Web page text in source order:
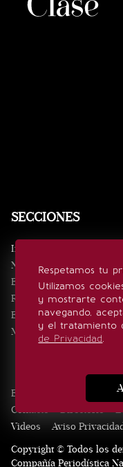
Respetamos tu
Utilizamos
y mostrarte
navegando,
y el tratamiento
de Privacidad.
SECCIONES
Inicio
Noticias
Eventos
Realeza
Estilo de vida
Minuto x Minuto
Edición Impresa
Contacto
Directorio
Videos
Aviso
Copyright © Todos los
Compañía Periodística